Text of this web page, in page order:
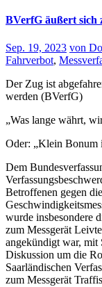
BVerfG äußert sich
Sep. 19, 2023 von
Fahrverbot,
Der Zug ist
werden (BVerfG)
„Was lange währt,
Oder: „Klein Bonum
Dem
Betroffenen gegen
wurde insbesondere
zum Messgerät
angekündigt war, mit
Diskussion um die
Saarländischen
zum Messgerät